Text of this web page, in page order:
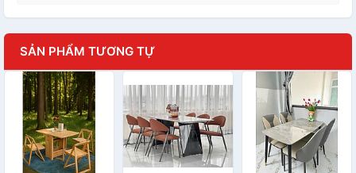
SẢN PHẨM TƯƠNG TỰ